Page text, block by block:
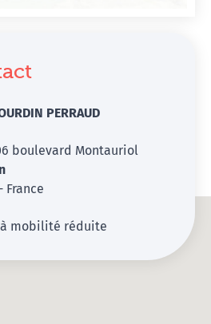
PERRAUD
boulevard Montauriol
France
à mobilité réduite